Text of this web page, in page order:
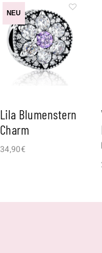
NEU
Lila Blumenstern
Charm
34,90€